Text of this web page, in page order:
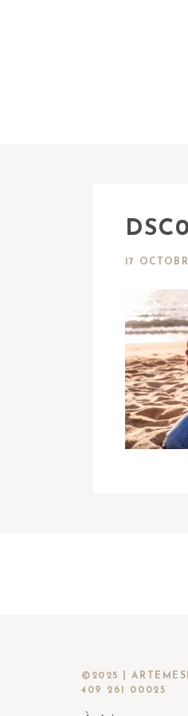
17
©2025 |
409 261 00025